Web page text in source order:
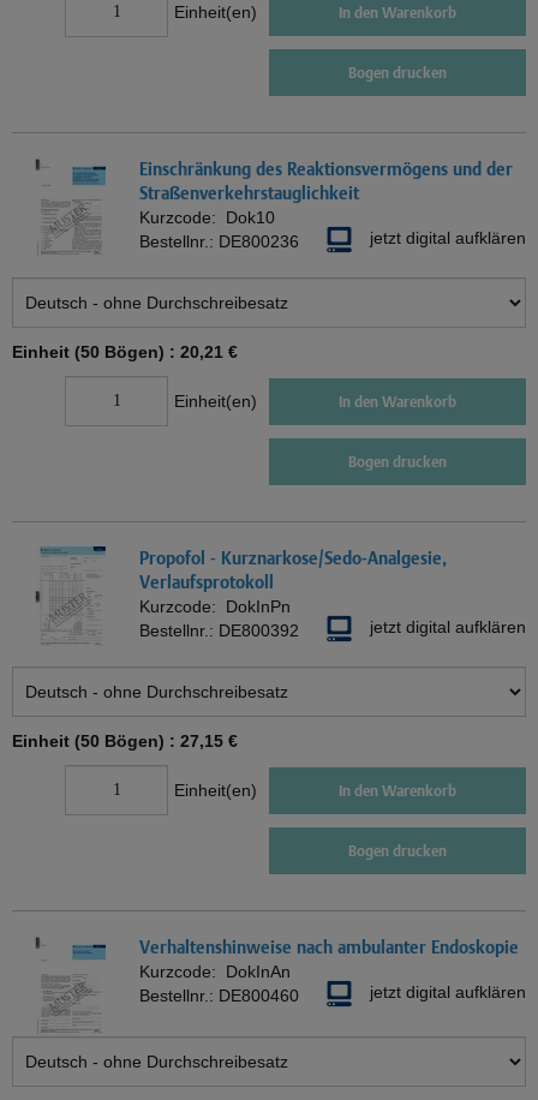
Einheit(en) In den Warenkorb
Bogen drucken
Einschränkung des Reaktionsvermögens und der
Straßenverkehrstauglichkeit
Kurzcode: Dok10
Bestellnr.: DE800236 jetzt digital aufklären
Einheit (50 Bögen) : 20,21 €
Einheit(en) In den Warenkorb
Bogen drucken
Propofol - Kurznarkose/Sedo-Analgesie,
Verlaufsprotokoll
Kurzcode: DokInPn
Bestellnr.: DE800392 jetzt digital aufklären
Einheit (50 Bögen) : 27,15 €
Einheit(en) In den Warenkorb
Bogen drucken
Verhaltenshinweise nach ambulanter Endoskopie
Kurzcode: DokInAn
Bestellnr.: DE800460 jetzt digital aufklären